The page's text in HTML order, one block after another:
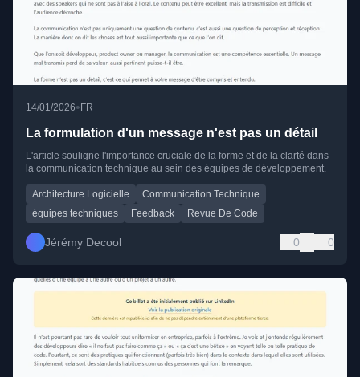
14/01/2026• FR
La formulation d'un message n'est pas un détail
L'article souligne l'importance cruciale de la forme et de la clarté dans
la communication technique au sein des équipes de développement.
Architecture Logicielle
Communication Technique
équipes techniques
Feedback Revue De Code
Jérémy Decool 0 0